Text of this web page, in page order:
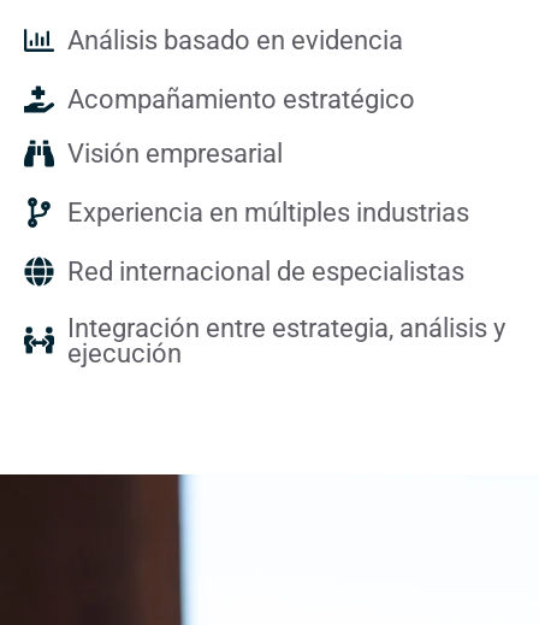
Análisis basado en evidencia
Acompañamiento estratégico
Visión empresarial
Experiencia en múltiples industrias
Red internacional de especialistas
Integración entre estrategia, análisis y
ejecución